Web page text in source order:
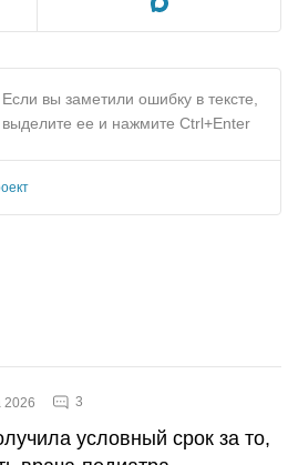
Если вы заметили ошибку в тексте,
выделите ее и нажмите Ctrl+Enter
2026 3
условный срок за то,